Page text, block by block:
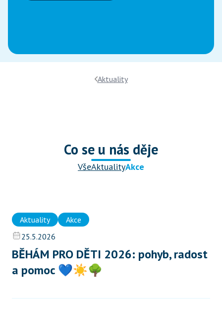
Aktuality
Co se u nás děje
VšeAktualityAkce
Aktuality
Akce
25.5.2026
BĚHÁM PRO DĚTI 2026: pohyb, radost
a pomoc 💙☀️🌳